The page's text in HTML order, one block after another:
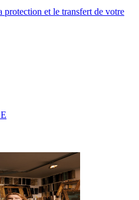
protection et le transfert de votre